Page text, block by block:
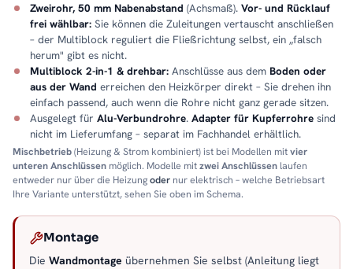
Zweirohr, 50 mm Nabenabstand (Achsmaß). Vor- und Rücklauf
frei wählbar: Sie können die Zuleitungen vertauscht anschließen
– der Multiblock reguliert die Fließrichtung selbst, ein „falsch
herum" gibt es nicht.
Multiblock 2-in-1 & drehbar: Anschlüsse aus dem Boden oder
aus der Wand erreichen den Heizkörper direkt – Sie drehen ihn
einfach passend, auch wenn die Rohre nicht ganz gerade sitzen.
Ausgelegt für Alu-Verbundrohre. Adapter für Kupferrohre sind
nicht im Lieferumfang – separat im Fachhandel erhältlich.
Mischbetrieb(Heizung & Strom kombiniert) ist bei Modellen mitvier
unteren Anschlüssen möglich. Modelle mitzwei Anschlüssen laufen
entweder nur über die Heizungoder nur elektrisch – welche Betriebsart
Ihre Variante unterstützt, sehen Sie oben im Schema.
Montage
Die Wandmontage übernehmen Sie selbst (Anleitung liegt